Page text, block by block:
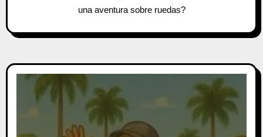
una aventura sobre ruedas?